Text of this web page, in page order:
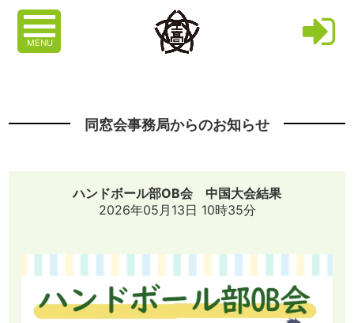
MENU
同窓会事務局からのお知らせ
ハンドボール部OB会 中国大会結果
2026年05月13日 10時35分